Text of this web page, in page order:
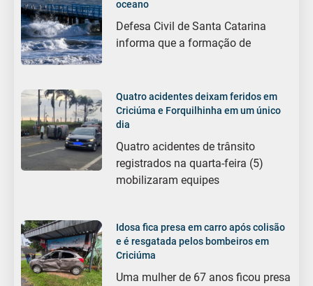
oceano
Defesa Civil de Santa Catarina
informa que a formação de
Quatro acidentes deixam feridos em
Criciúma e Forquilhinha em um único
dia
Quatro acidentes de trânsito
registrados na quarta-feira (5)
mobilizaram equipes
Idosa fica presa em carro após colisão
e é resgatada pelos bombeiros em
Criciúma
Uma mulher de 67 anos ficou presa